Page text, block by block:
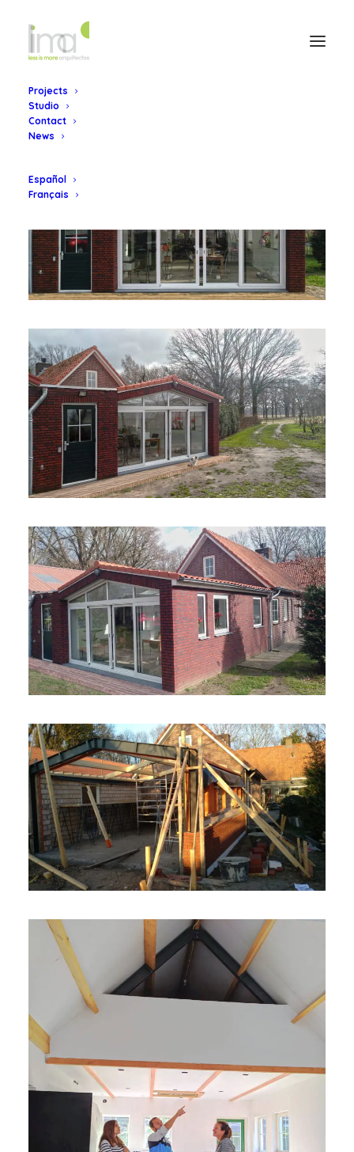
Projects
Studio
Contact
News
Español
Français